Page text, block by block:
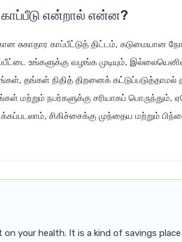
காப்பீடு என்றால் என்ன?
சுகாதார காப்பீட்டுத் திட்டம், கடுமையான
உங்களுக்கு வழங்க முடியும்,
தங்கள் நிதித் திறனைக்
மற்றும் நபர்களுக்கு சரியாகப் பொருந்தும்,
சிகிச்சைக்கு முந்தைய மற்றும்
your health. It is a kind of savings place